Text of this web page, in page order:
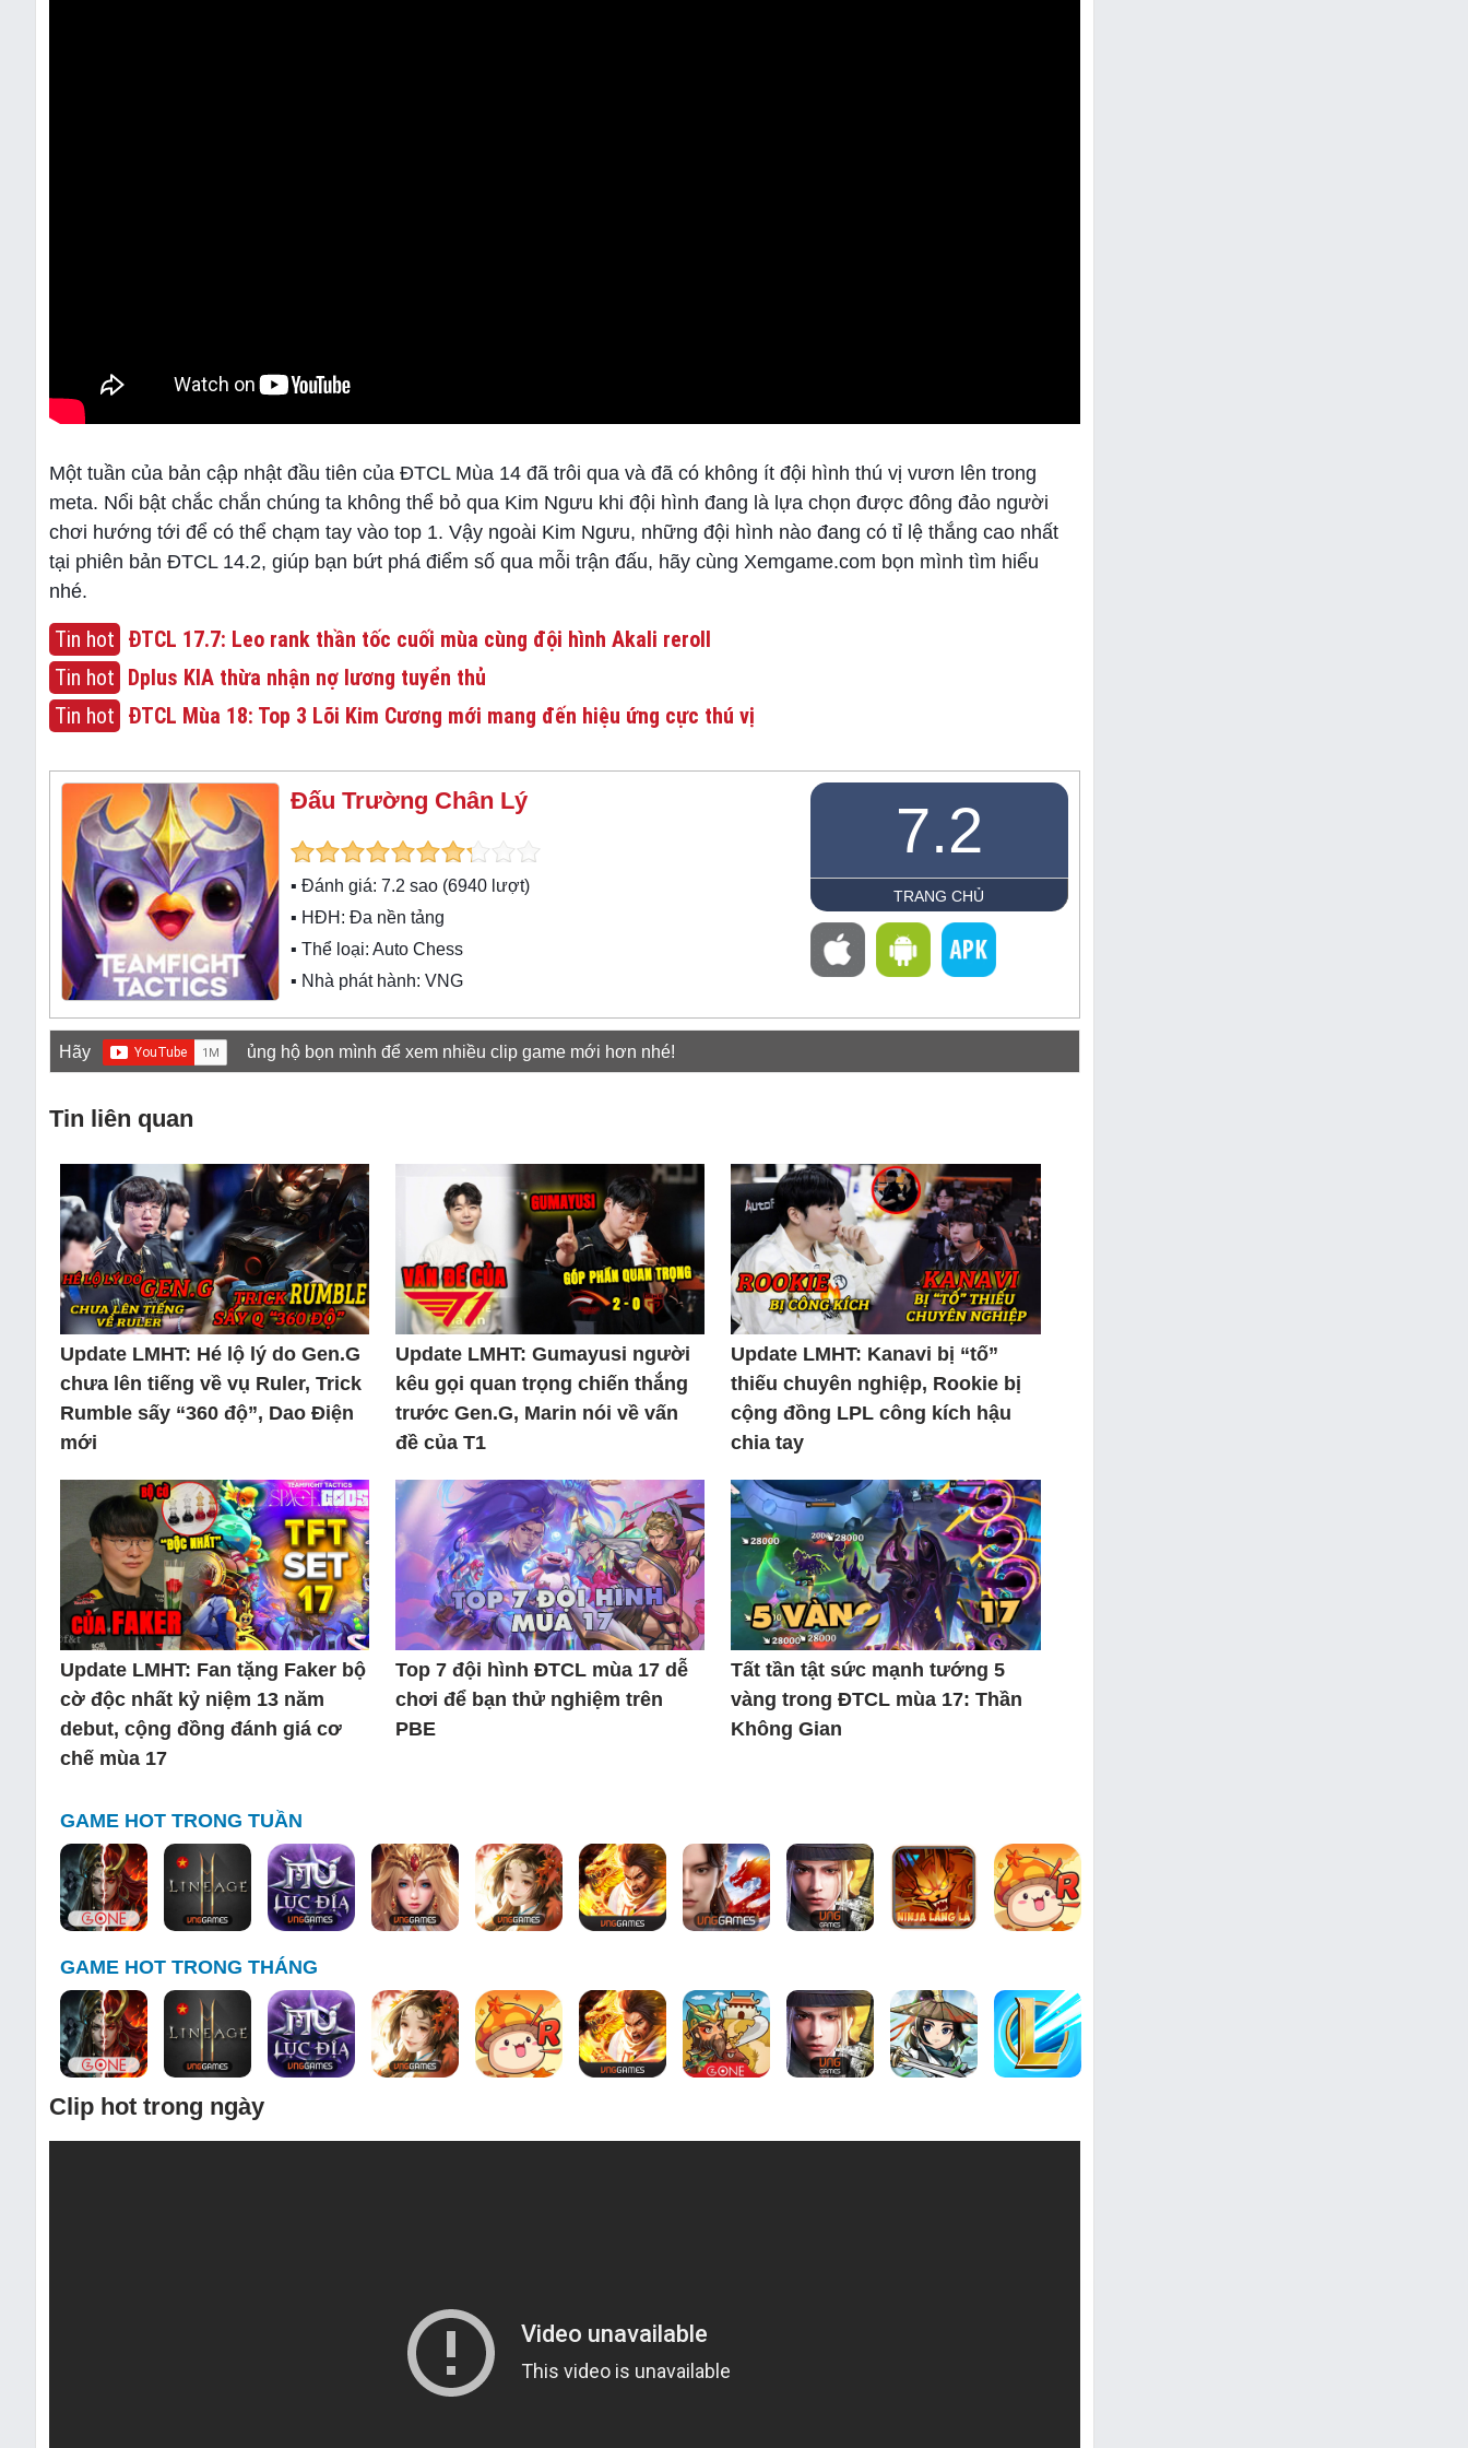
Một tuần của bản cập nhật đầu tiên của ĐTCL Mùa 14 đã trôi qua và đã có không ít đội hình thú vị vươn lên trong
meta. Nổi bật chắc chắn chúng ta không thể bỏ qua Kim Ngưu khi đội hình đang là lựa chọn được đông đảo người
chơi hướng tới để có thể chạm tay vào top 1. Vậy ngoài Kim Ngưu, những đội hình nào đang có tỉ lệ thắng cao nhất
tại phiên bản ĐTCL 14.2, giúp bạn bứt phá điểm số qua mỗi trận đấu, hãy cùng Xemgame.com bọn mình tìm hiểu
nhé.
Tin hot ĐTCL 17.7: Leo rank thần tốc cuối mùa cùng đội hình Akali reroll
Tin hot Dplus KIA thừa nhận nợ lương tuyển thủ
Tin hot ĐTCL Mùa 18: Top 3 Lõi Kim Cương mới mang đến hiệu ứng cực thú vị
Đấu Trường Chân Lý
▪ Đánh giá: 7.2 sao (6940 lượt)
▪ HĐH: Đa nền tảng
▪ Thể loại: Auto Chess
▪ Nhà phát hành: VNG
7.2
TRANG CHỦ
Hãy ủng hộ bọn mình để xem nhiều clip game mới hơn nhé!
Tin liên quan
Update LMHT: Hé lộ lý do Gen.G
chưa lên tiếng về vụ Ruler, Trick
Rumble sấy “360 độ”, Dao Điện
mới
Update LMHT: Gumayusi người
kêu gọi quan trọng chiến thắng
trước Gen.G, Marin nói về vấn
đề của T1
Update LMHT: Kanavi bị “tố”
thiếu chuyên nghiệp, Rookie bị
cộng đồng LPL công kích hậu
chia tay
Update LMHT: Fan tặng Faker bộ
cờ độc nhất kỷ niệm 13 năm
debut, cộng đồng đánh giá cơ
chế mùa 17
Top 7 đội hình ĐTCL mùa 17 dễ
chơi để bạn thử nghiệm trên
PBE
Tất tần tật sức mạnh tướng 5
vàng trong ĐTCL mùa 17: Thần
Không Gian
GAME HOT TRONG TUẦN
GAME HOT TRONG THÁNG
Clip hot trong ngày